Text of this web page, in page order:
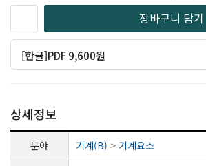
장바구니 담기
[한글]PDF 9,600원
상세정보
분야 기계(B) > 기계요소